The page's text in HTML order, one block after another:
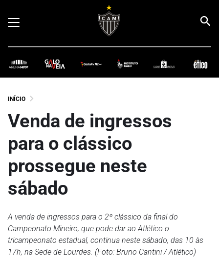
INÍCIO
Venda de ingressos
para o clássico
prossegue neste
sábado
A venda de ingressos para o 2º clássico da final do
Campeonato Mineiro, que pode dar ao Atlético o
tricampeonato estadual, continua neste sábado, das 10 às
17h, na Sede de Lourdes. (Foto: Bruno Cantini / Atlético)